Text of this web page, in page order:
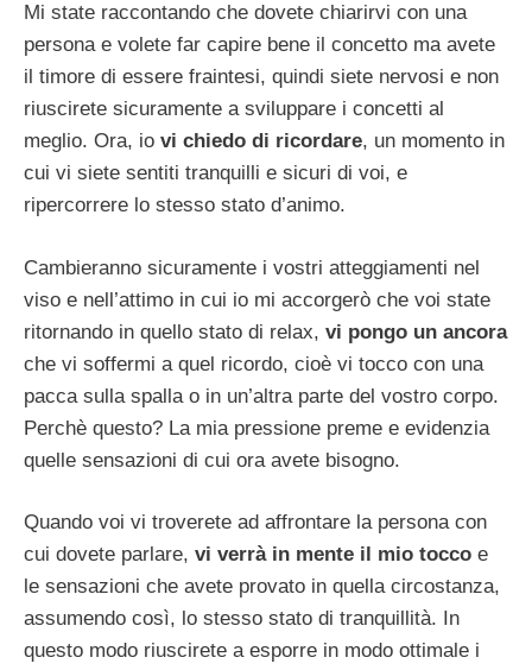
Mi state raccontando che dovete chiarirvi con una
persona e volete far capire bene il concetto ma avete
il timore di essere fraintesi, quindi siete nervosi e non
riuscirete sicuramente a sviluppare i concetti al
meglio. Ora, io vi chiedo di ricordare, un momento in
cui vi siete sentiti tranquilli e sicuri di voi, e
ripercorrere lo stesso stato d’animo.
Cambieranno sicuramente i vostri atteggiamenti nel
viso e nell’attimo in cui io mi accorgerò che voi state
ritornando in quello stato di relax, vi pongo un ancora
che vi soffermi a quel ricordo, cioè vi tocco con una
pacca sulla spalla o in un’altra parte del vostro corpo.
Perchè questo? La mia pressione preme e evidenzia
quelle sensazioni di cui ora avete bisogno.
Quando voi vi troverete ad affrontare la persona con
cui dovete parlare, vi verrà in mente il mio tocco e
le sensazioni che avete provato in quella circostanza,
assumendo così, lo stesso stato di tranquillità. In
questo modo riuscirete a esporre in modo ottimale i